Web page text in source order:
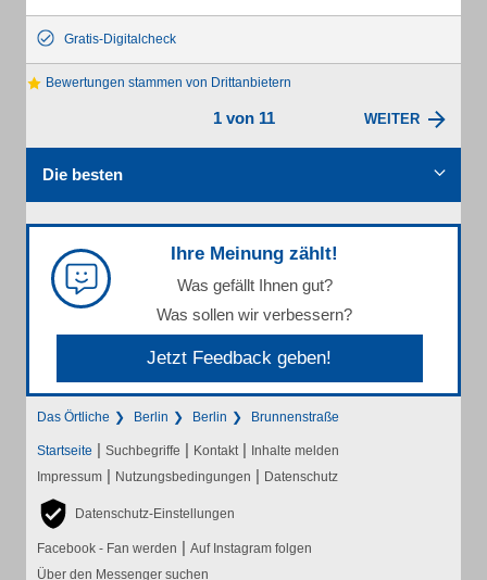
Gratis-Digitalcheck
Bewertungen stammen von Drittanbietern
1 von 11 WEITER
Die besten
Ihre Meinung zählt!
Was gefällt Ihnen gut?
Was sollen wir verbessern?
Jetzt Feedback geben!
Das Örtliche Berlin Berlin Brunnenstraße
Startseite | Suchbegriffe | Kontakt | Inhalte melden
Impressum | Nutzungsbedingungen | Datenschutz
Datenschutz-Einstellungen
Facebook - Fan werden | Auf Instagram folgen
Über den Messenger suchen